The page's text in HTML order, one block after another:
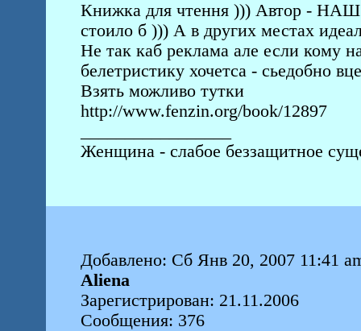
Книжка для чтення ))) Автор - НАШ
стоило б ))) А в других местах
Не так каб реклама але если кому
белетристику хочетса - сьедобно
Взять можливо тутки
http://www.fenzin.org/book/12897
Женщина - слабое беззащитное
Добавлено: Сб Янв 20, 2007 11:41
Aliena
Зарегистрирован: 21.11.2006
Сообщения: 376